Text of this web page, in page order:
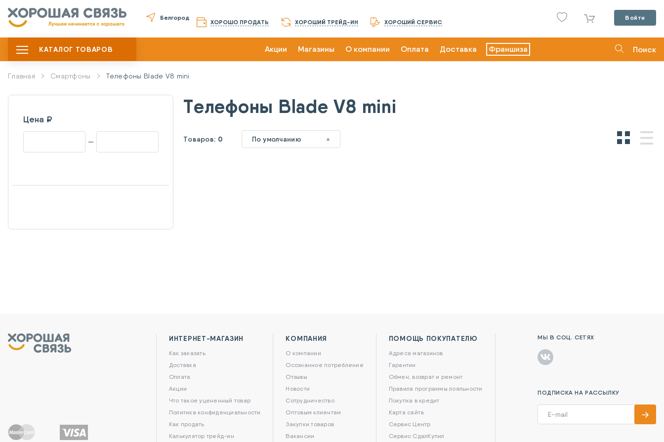
Белгород
ХОРОШО ПРОДАТЬ ХОРОШИЙ ТРЕЙД-ИН ХОРОШИЙ СЕРВИС
Войти
КАТАЛОГ ТОВАРОВ Акции Магазины О компании Оплата Доставка Франшиза Поиск
Главная Смартфоны Телефоны Blade V8 mini
Цена ₽
Телефоны Blade V8 mini
Товаров: 0 По умолчанию
ИНТЕРНЕТ-МАГАЗИН
Как заказать
Доставка
Оплата
Акции
Что такое уцененный товар
Политика конфиденциальности
Как продать
Калькулятор трейд-ин
КОМПАНИЯ
О компании
Осознанное потребление
Отзывы
Новости
Сотрудничество
Оптовым клиентам
Закупки товаров
Вакансии
ПОМОЩЬ ПОКУПАТЕЛЮ
Адреса магазинов
Гарантии
Обмен, возврат и ремонт
Правила программы лояльности
Покупка в кредит
Карта сайта
Сервис Центр
Сервис СдалКупил
МЫ В СОЦ. СЕТЯХ
ПОДПИСКА НА РАССЫЛКУ